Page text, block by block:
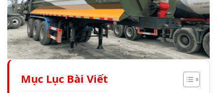
Mục Lục Bài Viết